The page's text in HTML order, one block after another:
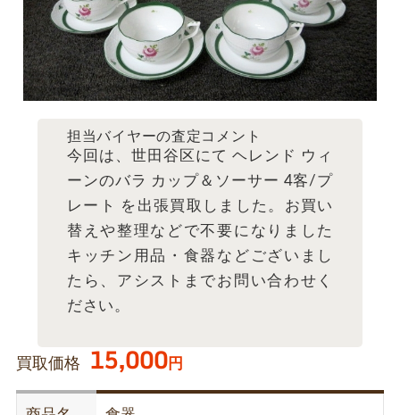
担当バイヤーの査定コメント
今回は、世田谷区にて ヘレンド ウィ
ーンのバラ カップ＆ソーサー 4客/プ
レート を出張買取しました。お買い
替えや整理などで不要になりました
キッチン用品・食器などございまし
たら、アシストまでお問い合わせく
ださい。
買取価格 15,000円